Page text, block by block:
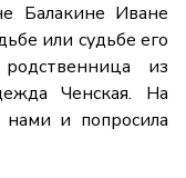
Балакине Иване
или судьбе его
из
Ченская. На
нами и попросила